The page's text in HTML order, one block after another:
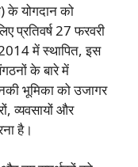
के योगदान को
प्रतिवर्ष 27 फरवरी
में स्थापित, इस
के बारे में
भूमिका को उजागर
व्यवसायों और
है।